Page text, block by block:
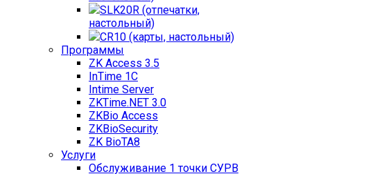
SLK20R (отпечатки,
настольный)
CR10 (карты, настольный)
Программы
ZK Access 3.5
InTime 1С
Intime Server
ZKTime.NET 3.0
ZKBio Access
ZKBioSecurity
ZK BioTA8
Услуги
Обслуживание 1 точки СУРВ